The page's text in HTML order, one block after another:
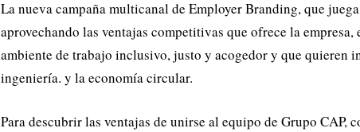
La nueva campaña multicanal de Employer Branding, que
aprovechando las ventajas competitivas que ofrece la
ambiente de trabajo inclusivo, justo y acogedor y que quieren
ingeniería. y la economía circular.
Para descubrir las ventajas de unirse al equipo de Grupo CAP,